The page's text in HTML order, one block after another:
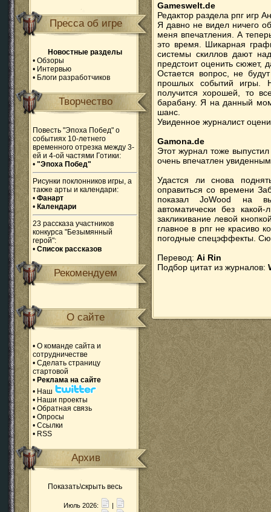
Пресса об игре
Новостные разделы
• Обзоры
• Интервью
• Блоги разработчиков
Творчество
Повесть "Эпоха Побед" о
событиях 10-летнего
временного отрезка между 3-
ей и 4-ой частями Готики:
• "Эпоха Побед"
Рисунки поклонников игры, а
также арты и календари:
• Фанарт
• Календари
23 рассказа участников
конкурса "Безымянный
герой":
• Список рассказов
Рекомендуем
О сайте
• О команде сайта и
сотрудничестве
• Сделать страницу
стартовой
• Реклама на сайте
• Наш
• Наши проекты
• Обратная связь
• Опросы
• Ссылки
• RSS
Архив
Показать\скрыть весь
Июль 2026:
|
Gameswelt.de
Редактор раздела рпг игр
Я давно не видел ничего
меня впечатления. А
это время. Шикарная
системы скиллов дают
предстоит оценить сюжет,
Остается вопрос, не
прошлых событий игры.
получится хорошей, то
барабану. Я на данный
шанс.
Увиденное журналист
Gamona.de
Этот журнал тоже
очень впечатлен
Удастся ли снова
оправиться со времени
показал JoWood на
автоматически без
закликивание левой
главное в рпг не красиво
погодные спецэффекты.
Перевод: Ai Rin
Подбор цитат из журналов: